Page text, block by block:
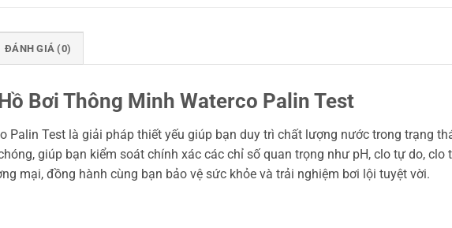
ĐÁNH GIÁ (0)
Bơi Thông Minh Waterco Palin Test
Palin Test là giải pháp thiết yếu giúp bạn duy trì chất lượng nước trong trạng
giúp bạn kiểm soát chính xác các chỉ số quan trọng như pH, clo tự do,
mại, đồng hành cùng bạn bảo vệ sức khỏe và trải nghiệm bơi lội tuyệt vời.